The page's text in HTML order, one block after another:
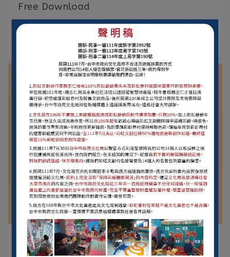
Free Download
【點擊照片直接下載吧!】 Free Download免⋯
9月【今天午餐吃甚麼?】｜免費桌布下載
彩虹文創Rainbow Village | 2023-08-31